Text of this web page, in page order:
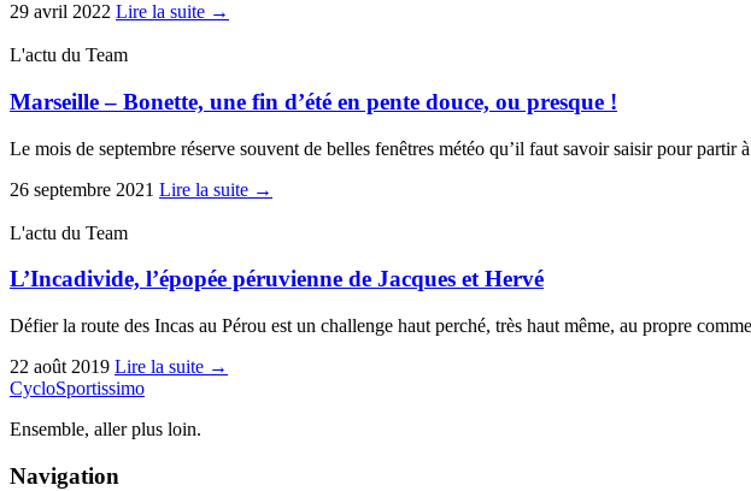
29 avril 2022 Lire la suite →
L'actu du Team
Marseille – Bonette, une fin d’été en pente douce, ou presque !
Le mois de septembre réserve souvent de belles fenêtres météo qu’il faut savoir saisir pour partir
26 septembre 2021 Lire la suite →
L'actu du Team
L’Incadivide, l’épopée péruvienne de Jacques et Hervé
Défier la route des Incas au Pérou est un challenge haut perché, très haut même, au propre
22 août 2019 Lire la suite →
CycloSportissimo
Ensemble, aller plus loin.
Navigation